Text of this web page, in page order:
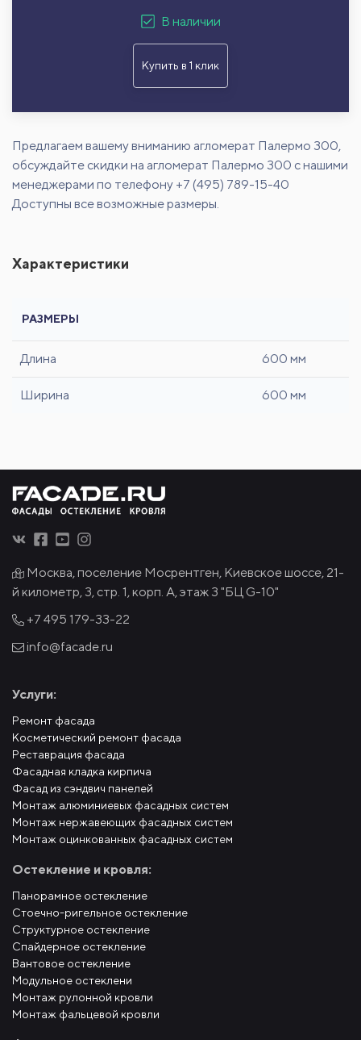
В наличии
Купить в 1 клик
Предлагаем вашему вниманию агломерат Палермо 300,
обсуждайте скидки на агломерат Палермо 300 с нашими
менеджерами по телефону +7 (495) 789-15-40
Доступны все возможные размеры.
Характеристики
РАЗМЕРЫ
Длина 600 мм
Ширина 600 мм
Москва, поселение Мосрентген, Киевское шоссе, 21-
й километр, 3, стр. 1, корп. А, этаж 3 "БЦ G-10"
+7 495 179-33-22
info@facade.ru
Услуги:
Ремонт фасада
Косметический ремонт фасада
Реставрация фасада
Фасадная кладка кирпича
Фасад из сэндвич панелей
Монтаж алюминиевых фасадных систем
Монтаж нержавеющих фасадных систем
Монтаж оцинкованных фасадных систем
Остекление и кровля:
Панорамное остекление
Стоечно-ригельное остекление
Структурное остекление
Спайдерное остекление
Вантовое остекление
Модульное остеклени
Монтаж рулонной кровли
Монтаж фальцевой кровли